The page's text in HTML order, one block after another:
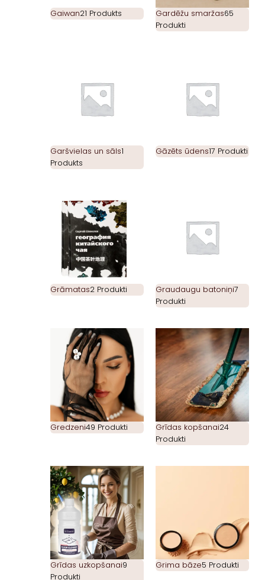
Gaiwan21 Produkts Gardēžu smaržas65
Produkti
Garšvielas un sāls1
Produkts
Gāzēts ūdens17 Produkti
Grāmatas2 Produkti Graudaugu batoniņi7
Produkti
Gredzeni49 Produkti Grīdas kopšanai24
Produkti
Grīdas uzkopšanai9
Produkti
Grima bāze5 Produkti